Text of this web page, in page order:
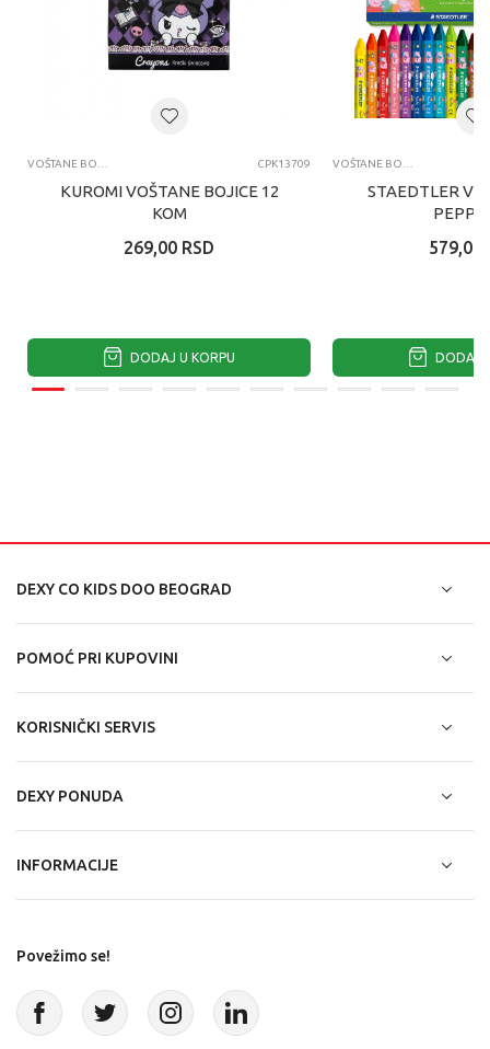
VOŠTANE BOJICE I KREDE CPK13709
KUROMI VOŠTANE BOJICE 12
KOM
269,00 RSD
DODAJ U KORPU
VOŠTANE BOJICE I KREDE
STAEDTLER
PEPPA
579,00
DODAJ
DEXY CO KIDS DOO BEOGRAD
POMOĆ PRI KUPOVINI
KORISNIČKI SERVIS
DEXY PONUDA
INFORMACIJE
Povežimo se!